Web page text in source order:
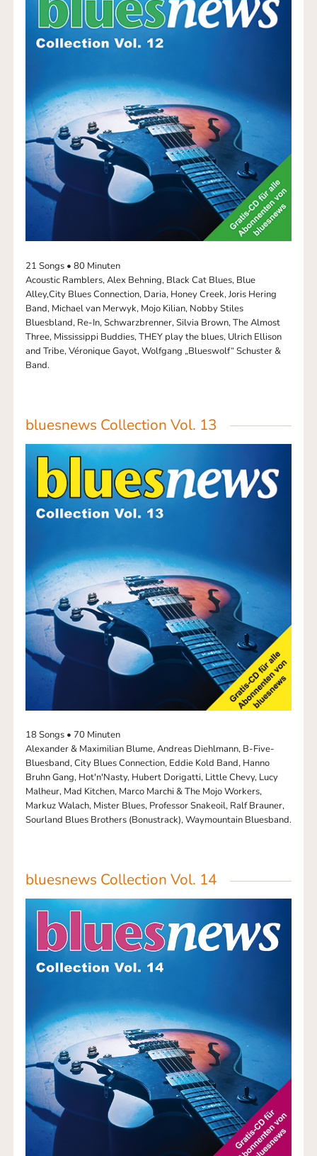
21 Songs • 80 Minuten
Acoustic Ramblers, Alex Behning, Black Cat Blues, Blue
Alley,City Blues Connection, Daria, Honey Creek, Joris Hering
Band, Michael van Merwyk, Mojo Kilian, Nobby Stiles
Bluesbland, Re-In, Schwarzbrenner, Silvia Brown, The Almost
Three, Mississippi Buddies, THEY play the blues, Ulrich Ellison
and Tribe, Véronique Gayot, Wolfgang „Blueswolf“ Schuster &
Band.
bluesnews Collection Vol. 13
18 Songs • 70 Minuten
Alexander & Maximilian Blume, Andreas Diehlmann, B-Five-
Bluesband, City Blues Connection, Eddie Kold Band, Hanno
Bruhn Gang, Hot'n'Nasty, Hubert Dorigatti, Little Chevy, Lucy
Malheur, Mad Kitchen, Marco Marchi & The Mojo Workers,
Markuz Walach, Mister Blues, Professor Snakeoil, Ralf Brauner,
Sourland Blues Brothers (Bonustrack), Waymountain Bluesband.
bluesnews Collection Vol. 14